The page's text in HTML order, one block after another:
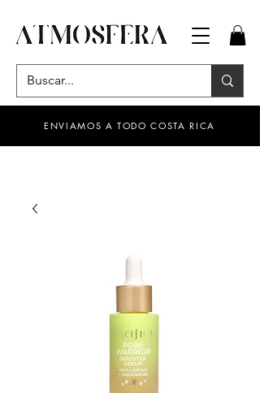
ENVIAMOS A TODO COSTA RICA